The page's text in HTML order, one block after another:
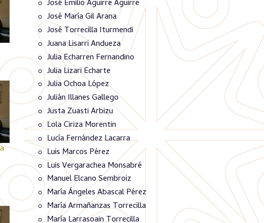
José Emilio Aguirre Aguirre
José María Gil Arana
José Torrecilla Iturmendi
Juana Lisarri Andueza
Julia Echarren Fernandino
Julia Lizari Echarte
Julia Ochoa López
Julián Illanes Gallego
Justa Zuasti Arbizu
Lola Ciriza Morentin
Lucía Fernández Lacarra
Luis Marcos Pérez
Luis Vergarachea Monsabré
Manuel Elcano Sembroiz
María Ángeles Abascal Pérez
María Armañanzas Torrecilla
María Larrasoain Torrecilla